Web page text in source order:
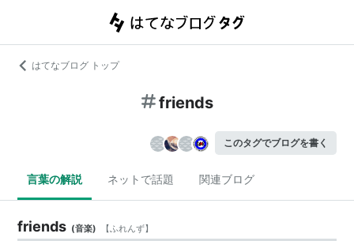
はてなブログ トップ
friends
このタグでブログを書く
言葉の解説 ネットで話題 関連ブログ
friends (音楽) 【ふれんず】